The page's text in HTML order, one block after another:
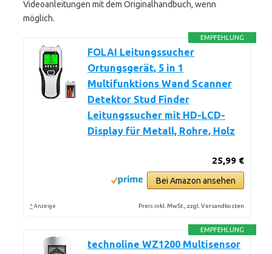
Videoanleitungen mit dem Originalhandbuch, wenn
möglich.
EMPFEHLUNG
FOLAI Leitungssucher
Ortungsgerät, 5 in 1
Multifunktions Wand Scanner
Detektor Stud Finder
Leitungssucher mit HD-LCD-
Display für Metall, Rohre, Holz
25,99 €
Bei Amazon ansehen
* Anzeige Preis inkl. MwSt., zzgl. Versandkosten
EMPFEHLUNG
technoline WZ1200 Multisensor